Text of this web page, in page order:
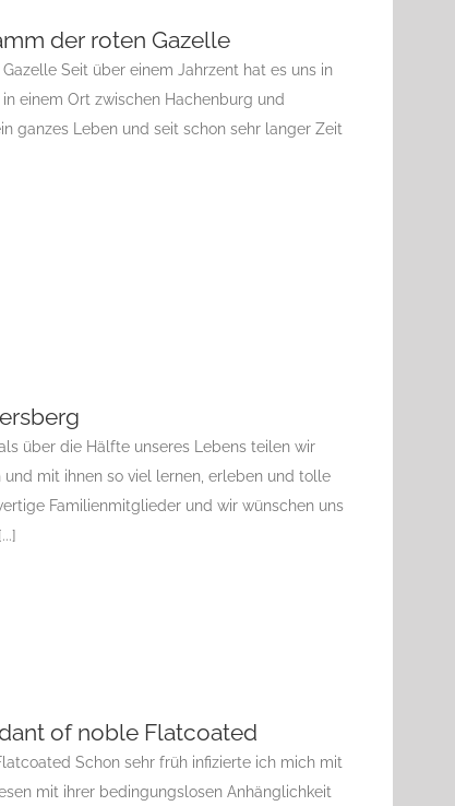
der roten Gazelle
Seit über einem Jahrzent hat es uns in
einem Ort zwischen Hachenburg und
ganzes Leben und seit schon sehr langer Zeit
über die Hälfte unseres Lebens teilen wir
mit ihnen so viel lernen, erleben und tolle
Familienmitglieder und wir wünschen uns
of noble Flatcoated
Schon sehr früh infizierte ich mich mit
mit ihrer bedingungslosen Anhänglichkeit